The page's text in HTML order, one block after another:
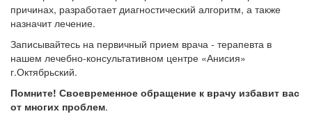
причинах, разработает диагностический алгоритм, а также
назначит лечение.
Записывайтесь на первичный прием врача - терапевта в
нашем лечебно-консультативном центре «Анисия»
г.Октябрьский.
Помните! Своевременное обращение к врачу избавит вас
от многих проблем.